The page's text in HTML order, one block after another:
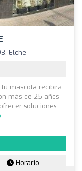
Elche
tu mascota recibirá
más de 25 años
soluciones
Horario